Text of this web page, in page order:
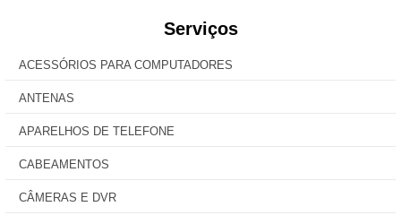
Serviços
ACESSÓRIOS PARA COMPUTADORES
ANTENAS
APARELHOS DE TELEFONE
CABEAMENTOS
CÂMERAS E DVR